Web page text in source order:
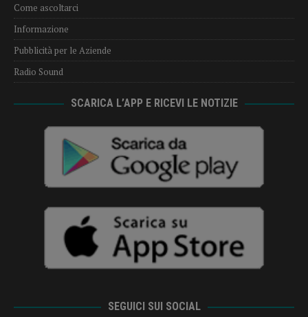
Come ascoltarci
Informazione
Pubblicità per le Aziende
Radio Sound
SCARICA L’APP E RICEVI LE NOTIZIE
SEGUICI SUI SOCIAL